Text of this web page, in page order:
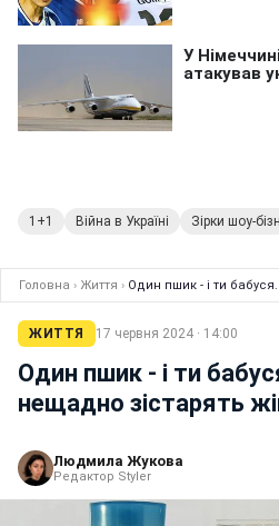
1+1 Війна в Україні Зірки шоу-
Головна › Життя › Один пшик - і ти
ЖИТТЯ 17 червня 2024 · 14:00
Один пшик - і ти
нещадно зістарять
Людмила Жукова
Редактор Styler